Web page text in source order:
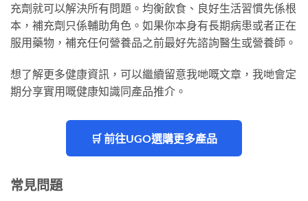
充劑就可以解決所有問題。均衡飲食、良好生活習慣先係根
本，補充劑只係輔助角色。如果你本身有長期病患或者正在
服用藥物，補充任何營養品之前最好先諮詢醫生或營養師。
想了解更多健康資訊，可以繼續留意我哋嘅文章，我哋會定
期分享實用嘅健康知識同產品推介。
🛒 前往UGO選購更多產品
常見問題